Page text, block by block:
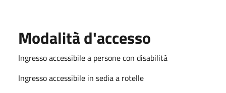
Modalità d'accesso
Ingresso accessibile a persone con disabilità
Ingresso accessibile in sedia a rotelle